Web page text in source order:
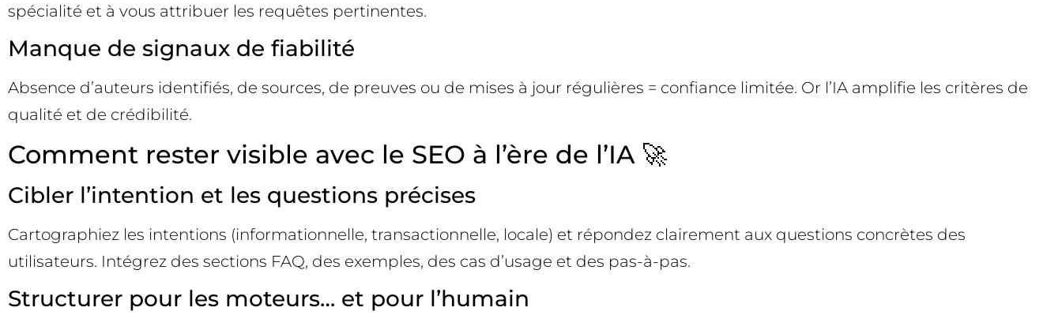
spécialité et à vous attribuer les requêtes pertinentes.
Manque de signaux de fiabilité
Absence d’auteurs identifiés, de sources, de preuves ou de mises à jour régulières = confiance limitée. Or l’IA amplifie les critères de
qualité et de crédibilité.
Comment rester visible avec le SEO à l’ère de l’IA 🚀
Cibler l’intention et les questions précises
Cartographiez les intentions (informationnelle, transactionnelle, locale) et répondez clairement aux questions concrètes des
utilisateurs. Intégrez des sections FAQ, des exemples, des cas d’usage et des pas-à-pas.
Structurer pour les moteurs… et pour l’humain